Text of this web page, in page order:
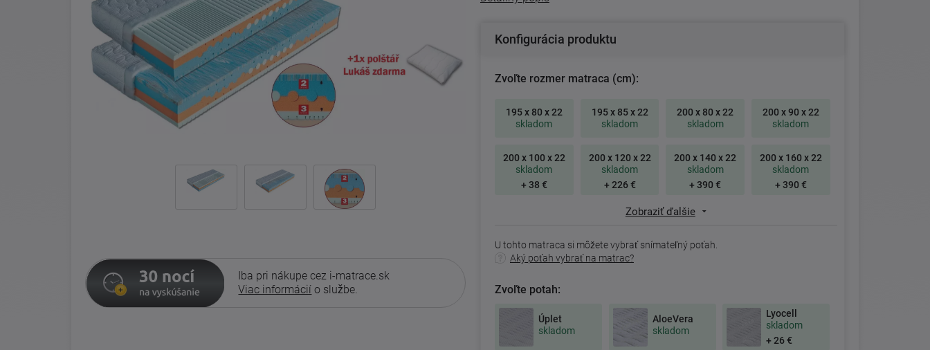
Iba pri nákupe cez i-matrace.sk
Viac informácií o službe.
Konfigurácia produktu
Zvoľte rozmer matraca (cm):
195 x 80 x 22
skladom
195 x 85 x 22
skladom
200 x 80 x 22
skladom
200 x 90 x 22
skladom
200 x 100 x 22
skladom
+ 38 €
200 x 120 x 22
skladom
+ 226 €
200 x 140 x 22
skladom
+ 390 €
200 x 160 x 22
skladom
+ 390 €
Zobraziť ďalšie
U tohto matraca si môžete vybrať snímateľný poťah.
Aký poťah vybrať na matrac?
Zvoľte potah:
Úplet
skladom
AloeVera
skladom
Lyocell
skladom
+ 26 €